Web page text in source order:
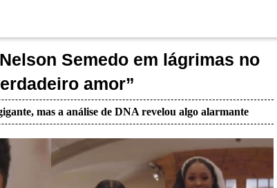
Semedo em lágrimas no
amor”
mas a análise de DNA revelou algo alarmante